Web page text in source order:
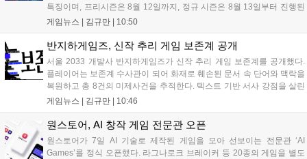
특징이며, 프리시즌은 8월 12일까지, 정규 시즌은 8월 13일부터 진행된
다. 실험체 관찰일지 추가와 후반부 전략 강화를 위한 다중 크로노 스피
대를 모으고 있다....
게임뉴스 | 김규만 | 10:50
반지하게임즈, 신작 추리 게임 보존계 공개
서울 2033 개발사 반지하게임즈가 신작 추리 게임 보존계를 공개했다.
플레이어는 보존계 수사관이 되어 화재로 훼손된 문서 속 단어와 맥락을
복원하고 총 8건의 미제사건을 추적한다. 텍스트 기반 서사 강점을 살린
이번 게임은 정보 조합과 사건 재구성이 핵심이며, 현재 스팀 상점 페이
개발에 박차를 가하고 있다....
게임뉴스 | 김규만 | 10:46
원스토어, AI 창작 게임 전문관 오픈
원스토어가 7일 AI 기술로 제작된 게임을 모아 선보이는 전문관 ‘AI
Games’를 정식 오픈했다. 라그나로크 브레이커 등 20종의 게임을 별도